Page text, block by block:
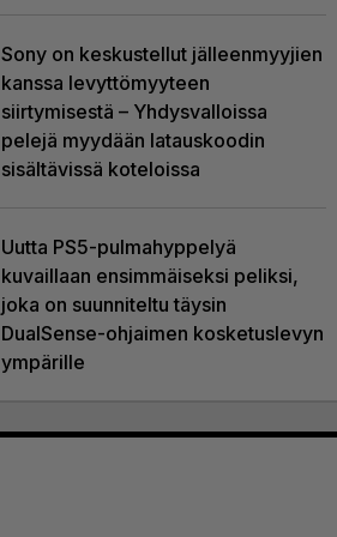
Sony on keskustellut jälleenmyyjien
kanssa levyttömyyteen
siirtymisestä – Yhdysvalloissa
pelejä myydään latauskoodin
sisältävissä koteloissa
Uutta PS5-pulmahyppelyä
kuvaillaan ensimmäiseksi peliksi,
joka on suunniteltu täysin
DualSense-ohjaimen kosketuslevyn
ympärille